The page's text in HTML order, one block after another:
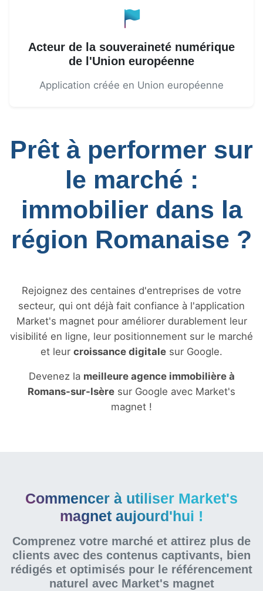
Acteur de la souveraineté numérique
de l'Union européenne
Application créée en Union européenne
Prêt à performer sur
le marché :
immobilier dans la
région Romanaise ?
Rejoignez des centaines d'entreprises de votre
secteur, qui ont déjà fait confiance à l'application
Market's magnet pour améliorer durablement leur
visibilité en ligne, leur positionnement sur le marché
et leur croissance digitale sur Google.
Devenez la meilleure agence immobilière à
Romans-sur-Isère sur Google avec Market's
magnet !
Commencer à utiliser Market's
magnet aujourd'hui !
Comprenez votre marché et attirez plus de
clients avec des contenus captivants, bien
rédigés et optimisés pour le référencement
naturel avec Market's magnet